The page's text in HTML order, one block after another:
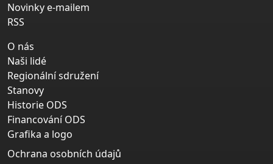
Novinky e-mailem
RSS
O nás
Naši lidé
Regionální sdružení
Stanovy
Historie ODS
Financování ODS
Grafika a logo
Ochrana osobních údajů